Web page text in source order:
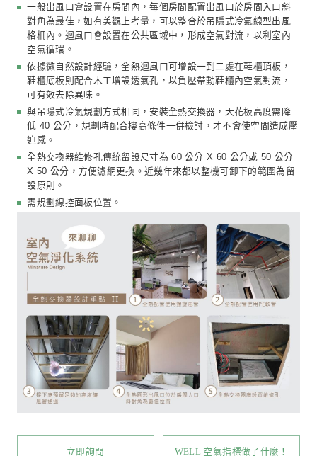
指定使用全熱交換器，基於以下幾點原因：
冬天怕冷、夏天怕熱，所以選擇家中長時間開著空調
使用者。
緊鄰高速公路、高架橋或主要道路，開窗會造成室內
音，因而不開窗的使用者。
房屋位於風口、或開窗方向為東北方，冬季來臨時需
否則容易產生風切聲的使用者。
容易過敏或呼吸道感染的使用者。
通風不良或無窗戶的密閉空間，例如會議室、辦公室
全熱交換器的設計重點如下：
天花板須預留 220V 電源給全熱交換器使用。
全熱交換器的室外進風口應遠離廚房油煙與馬路廢氣
室外汙染空氣。室外排風口應遠離進風口，如能配置
側為最佳，如受限於外牆條件，必須將進風口與排風
屋同一側，排風口至少應距離進風口 120 公分以上。